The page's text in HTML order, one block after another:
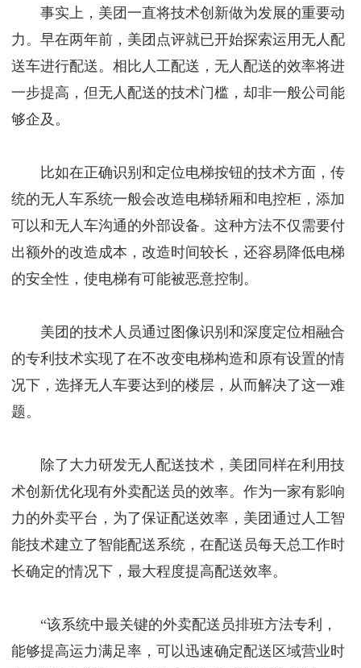
事实上，美团一直将技术创新做为发展的重要动
力。早在两年前，美团点评就已开始探索运用无人配
送车进行配送。相比人工配送，无人配送的效率将进
一步提高，但无人配送的技术门槛，却非一般公司能
够企及。
比如在正确识别和定位电梯按钮的技术方面，传
统的无人车系统一般会改造电梯轿厢和电控柜，添加
可以和无人车沟通的外部设备。这种方法不仅需要付
出额外的改造成本，改造时间较长，还容易降低电梯
的安全性，使电梯有可能被恶意控制。
美团的技术人员通过图像识别和深度定位相融合
的专利技术实现了在不改变电梯构造和原有设置的情
况下，选择无人车要达到的楼层，从而解决了这一难
题。
除了大力研发无人配送技术，美团同样在利用技
术创新优化现有外卖配送员的效率。作为一家有影响
力的外卖平台，为了保证配送效率，美团通过人工智
能技术建立了智能配送系统，在配送员每天总工作时
长确定的情况下，最大程度提高配送效率。
“该系统中最关键的外卖配送员排班方法专利，
能够提高运力满足率，可以迅速确定配送区域营业时